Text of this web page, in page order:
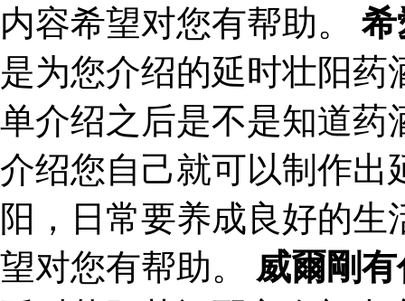
内容希望对您有帮助。 希
是为您介绍的延时壮阳
单介绍之后是不是知道药
介绍您自己就可以制作出
阳，日常要养成良好的
望对您有帮助。 威爾剛